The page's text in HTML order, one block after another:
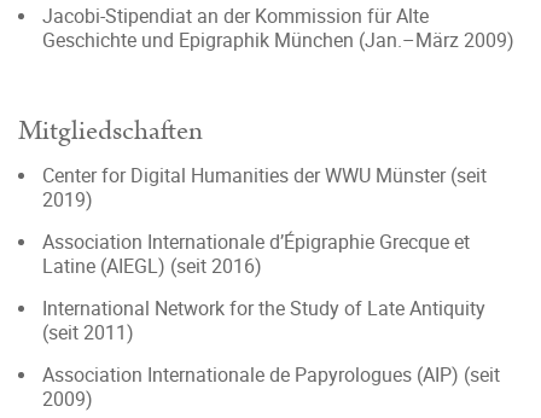
Jacobi-Stipendiat an der Kommission für Alte
Geschichte und Epigraphik München (Jan.–März 2009)
Mitgliedschaften
Center for Digital Humanities der WWU Münster (seit
2019)
Association Internationale d’Épigraphie Grecque et
Latine (AIEGL) (seit 2016)
International Network for the Study of Late Antiquity
(seit 2011)
Association Internationale de Papyrologues (AIP) (seit
2009)